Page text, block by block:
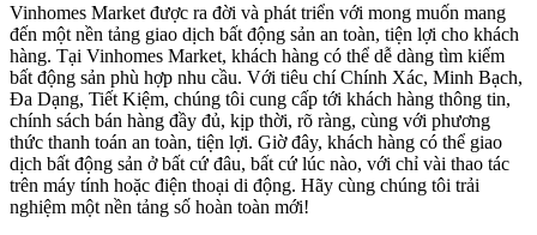
Vinhomes Market được ra đời và phát triển với mong muốn mang
đến một nền tảng giao dịch bất động sản an toàn, tiện lợi cho khách
hàng. Tại Vinhomes Market, khách hàng có thể dễ dàng tìm kiếm
bất động sản phù hợp nhu cầu. Với tiêu chí Chính Xác, Minh Bạch,
Đa Dạng, Tiết Kiệm, chúng tôi cung cấp tới khách hàng thông tin,
chính sách bán hàng đầy đủ, kịp thời, rõ ràng, cùng với phương
thức thanh toán an toàn, tiện lợi. Giờ đây, khách hàng có thể giao
dịch bất động sản ở bất cứ đâu, bất cứ lúc nào, với chỉ vài thao tác
trên máy tính hoặc điện thoại di động. Hãy cùng chúng tôi trải
nghiệm một nền tảng số hoàn toàn mới!